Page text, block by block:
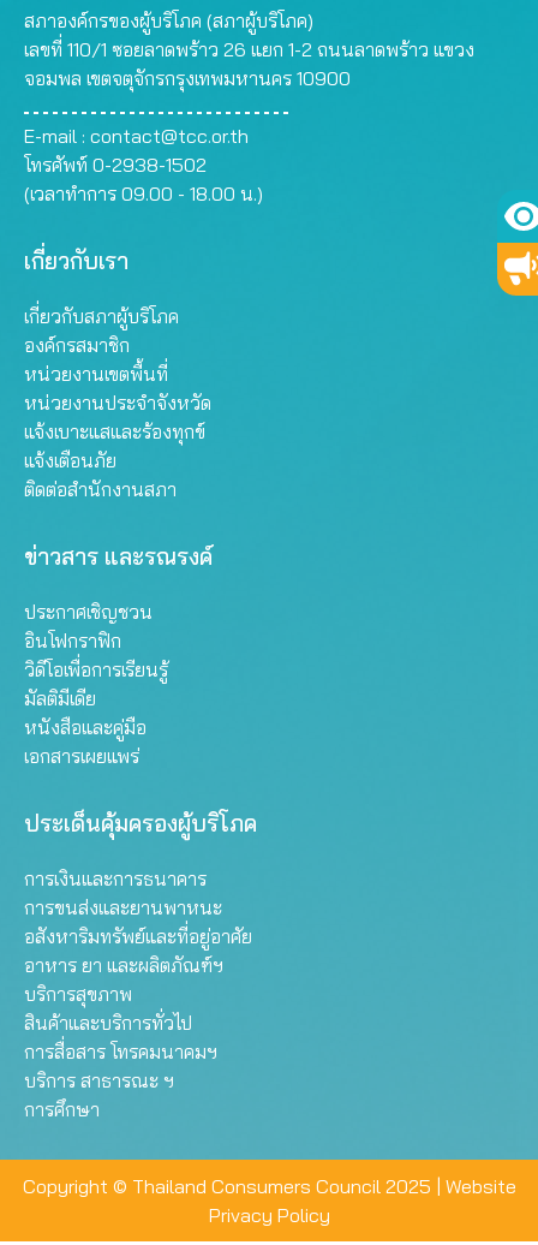
สภาองค์กรของผู้บริโภค (สภาผู้บริโภค)
เลขที่ 110/1 ซอยลาดพร้าว 26 แยก 1-2 ถนนลาดพร้าว แขวง
จอมพล เขตจตุจักรกรุงเทพมหานคร 10900
E-mail : contact@tcc.or.th
โทรศัพท์ 0-2938-1502
(เวลาทำการ 09.00 - 18.00 น.)
เกี่ยวกับเรา
เกี่ยวกับสภาผู้บริโภค
องค์กรสมาชิก
หน่วยงานเขตพื้นที่
หน่วยงานประจำจังหวัด
แจ้งเบาะแสและร้องทุกข์
แจ้งเตือนภัย
ติดต่อสำนักงานสภา
ข่าวสาร และรณรงค์
ประกาศเชิญชวน
อินโฟกราฟิก
วิดีโอเพื่อการเรียนรู้
มัลติมีเดีย
หนังสือและคู่มือ
เอกสารเผยแพร่
ประเด็นคุ้มครองผู้บริโภค
การเงินและการธนาคาร
การขนส่งและยานพาหนะ
อสังหาริมทรัพย์และที่อยู่อาศัย
อาหาร ยา และผลิตภัณฑ์ฯ
บริการสุขภาพ
สินค้าและบริการทั่วไป
การสื่อสาร โทรคมนาคมฯ
บริการ สาธารณะ ฯ
การศึกษา
Copyright © Thailand Consumers Council 2025 | Website
Privacy Policy